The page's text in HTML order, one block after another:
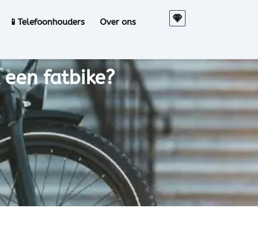
📱Telefoonhouders Over ons
S
k
fatbike?